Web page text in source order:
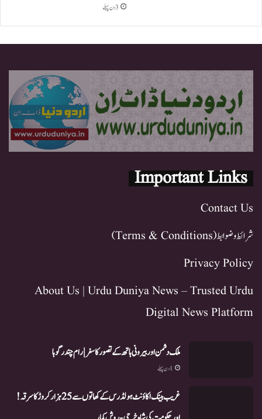
3 دن پہلے
Important Links
Contact Us
شرائط و ضوابط (Terms & Conditions)
Privacy Policy
About Us | Urdu Duniya News – Trusted Urdu
Digital News Platform
ملک دشمن اور بیرونی ہاتھ کے تصور کا سفر | رام چندر گوہا
1 دن پہلے
غریب بینک اکاؤنٹ ہولڈرس کے کھاتوں سے 25 ہزار کروڑ کا سرقہ!